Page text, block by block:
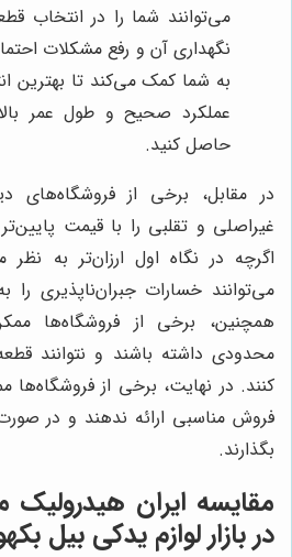
می‌توانند شما را در انتخاب
نگهداری آن و رفع مشکلات
به شما کمک می‌کند تا بهترین
عملکرد صحیح و طول عمر
حاصل کنید.
در مقابل، برخی از
غیراصلی و تقلبی را با قیمت
اگرچه در نگاه اول ارزان‌تر به نظر
می‌توانند خسارات جبران‌ناپذیری را
همچنین، برخی از فروشگاه‌ها
محدودی داشته باشند و نتوانند
کنند. در نهایت، برخی از
فروش مناسبی ارائه ندهند و در
بگذارند.
مقایسه ایران هیدرولیک
در بازار لوازم یدکی بیل